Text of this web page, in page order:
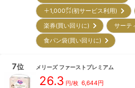
＋1,000㌽(初サービス利用)
楽券(買い回りに)
サーテ
食パン袋(買い回りに)
7位 メリーズ ファーストプレミアム
26.3 円/枚 6,644円